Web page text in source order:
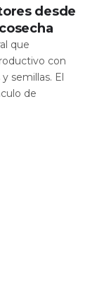
desde
que
con
semillas. El
de